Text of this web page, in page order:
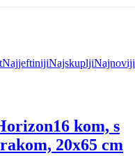
NajjeftinijiNajskupljiNajnoviji
16 kom, s
20x65 cm